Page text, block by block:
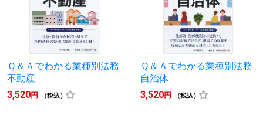
Ｑ＆Ａでわかる業種別法務
不動産
3,520円 （税込）
Ｑ＆Ａでわかる業種別法務
自治体
3,520円 （税込）